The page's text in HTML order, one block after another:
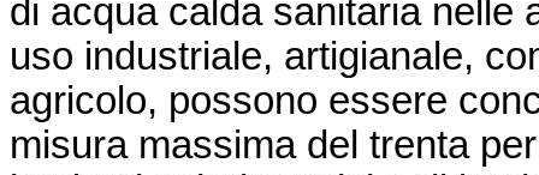
di acqua calda sanitaria nelle
uso industriale, artigianale,
agricolo, possono essere
misura massima del trenta